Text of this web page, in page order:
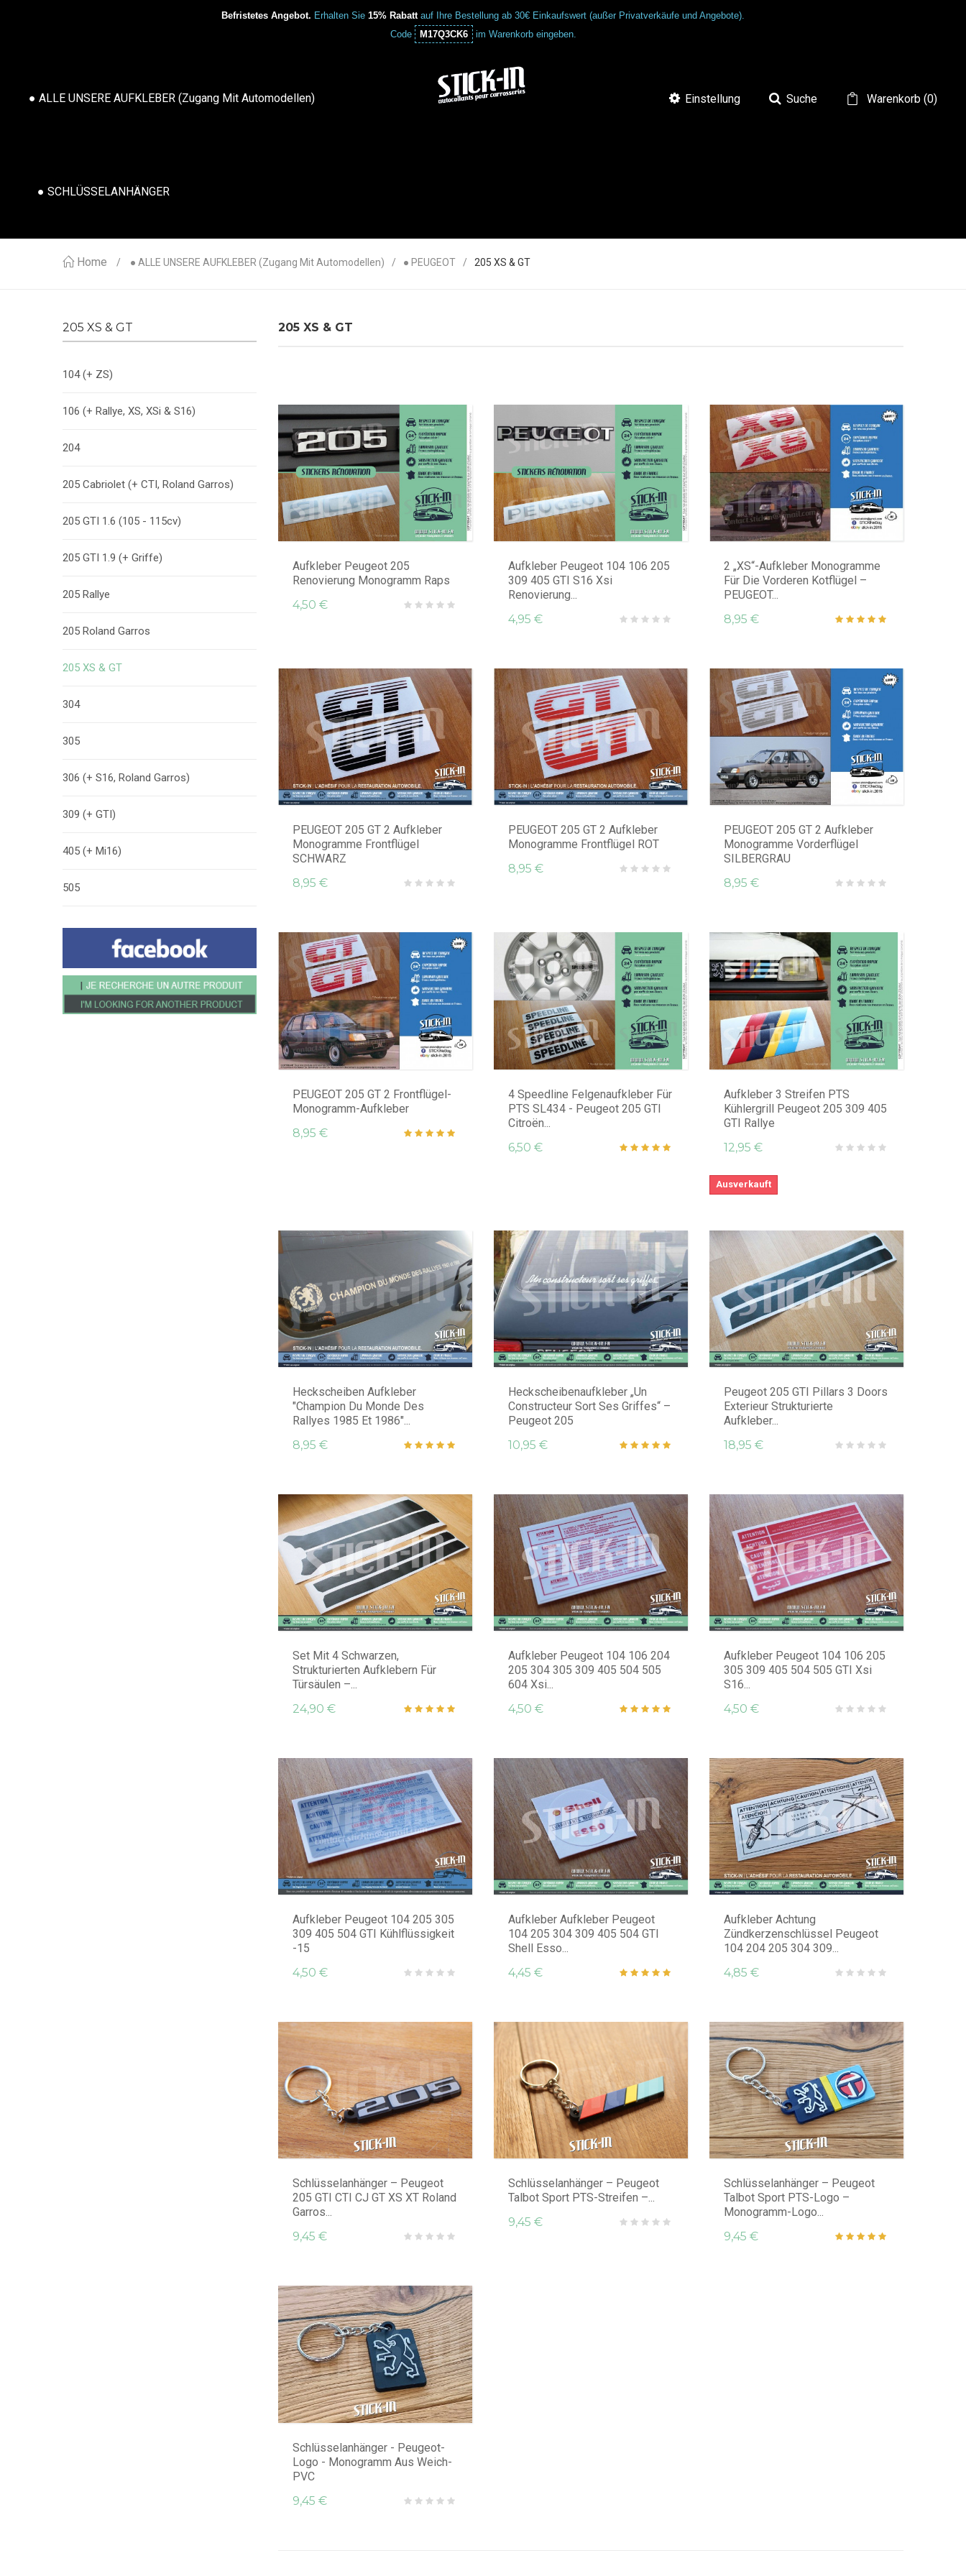
Befristetes Angebot. Erhalten Sie 15% Rabattauf Ihre Bestellung ab 30€ Einkaufswert (außer Privatverkäufe und Angebote).
Code
M17Q3CK6 im Warenkorb eingeben.
● ALLE UNSERE AUFKLEBER (Zugang Mit Automodellen)
● SCHLÜSSELANHÄNGER
Warenkorb(0)
Suche
Einstellung
Home ● ALLE UNSERE AUFKLEBER (Zugang Mit Automodellen) ● PEUGEOT 205 XS & GT
205 XS & GT
104 (+ ZS)
106 (+ Rallye, XS, XSi & S16)
204
205 Cabriolet (+ CTI, Roland Garros)
205 GTI 1.6 (105 - 115cv)
205 GTI 1.9 (+ Griffe)
205 Rallye
205 Roland Garros
205 XS & GT
304
305
306 (+ S16, Roland Garros)
309 (+ GTI)
405 (+ Mi16)
505
205 XS & GT
Aufkleber Peugeot 205
Renovierung Monogramm Raps
4,50 €
Aufkleber Peugeot 104 106 205
309 405 GTI S16 Xsi
Renovierung...
4,95 €
2 „XS“-Aufkleber Monogramme
Für Die Vorderen Kotflügel –
PEUGEOT...
8,95 €
PEUGEOT 205 GT 2 Aufkleber
Monogramme Frontflügel
SCHWARZ
8,95 €
PEUGEOT 205 GT 2 Aufkleber
Monogramme Frontflügel ROT
8,95 €
PEUGEOT 205 GT 2 Aufkleber
Monogramme Vorderflügel
SILBERGRAU
8,95 €
PEUGEOT 205 GT 2 Frontflügel-
Monogramm-Aufkleber
8,95 €
4 Speedline Felgenaufkleber Für
PTS SL434 - Peugeot 205 GTI
Citroën...
6,50 €
Aufkleber 3 Streifen PTS
Kühlergrill Peugeot 205 309 405
GTI Rallye
12,95 €
Ausverkauft
Heckscheiben Aufkleber
"Champion Du Monde Des
Rallyes 1985 Et 1986"...
8,95 €
Heckscheibenaufkleber „Un
Constructeur Sort Ses Griffes“ –
Peugeot 205
10,95 €
Peugeot 205 GTI Pillars 3 Doors
Exterieur Strukturierte
Aufkleber...
18,95 €
Set Mit 4 Schwarzen,
Strukturierten Aufklebern Für
Türsäulen –...
24,90 €
Aufkleber Peugeot 104 106 204
205 304 305 309 405 504 505
604 Xsi...
4,50 €
Aufkleber Peugeot 104 106 205
305 309 405 504 505 GTI Xsi
S16...
4,50 €
Aufkleber Peugeot 104 205 305
309 405 504 GTI Kühlflüssigkeit
-15
4,50 €
Aufkleber Aufkleber Peugeot
104 205 304 309 405 504 GTI
Shell Esso...
4,45 €
Aufkleber Achtung
Zündkerzenschlüssel Peugeot
104 204 205 304 309...
4,85 €
Schlüsselanhänger – Peugeot
205 GTI CTI CJ GT XS XT Roland
Garros...
9,45 €
Schlüsselanhänger – Peugeot
Talbot Sport PTS-Streifen –...
9,45 €
Schlüsselanhänger – Peugeot
Talbot Sport PTS-Logo –
Monogramm-Logo...
9,45 €
Schlüsselanhänger - Peugeot-
Logo - Monogramm Aus Weich-
PVC
9,45 €